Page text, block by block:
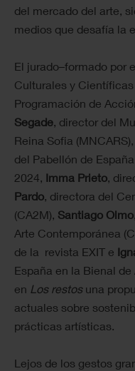
del mercado del arte,
medios que desafía la
El jurado–formado por
Culturales y
Programación de
Segade, director del
Reina Sofia (MNCARS),
del Pabellón de
2024, Imma Prieto,
Pardo, directora del
(CA2M), Santiago Olmo
Arte Contemporánea
de la revista EXIT e
España en la Bienal
en Los restosuna
actuales sobre
prácticas artísticas.
Lejos de los gestos